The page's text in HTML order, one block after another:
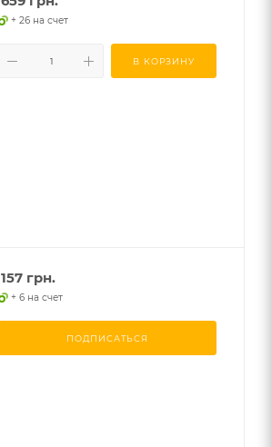
+ 26 на счет
В КОРЗИНУ
157 грн.
+ 6 на счет
ПОДПИСАТЬСЯ